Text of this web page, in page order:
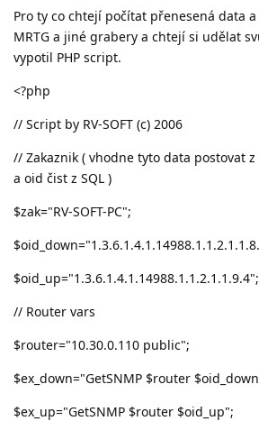
Pro ty co chtejí počítat přenesená data
MRTG a jiné grabery a chtejí si udělat
vypotil PHP script.
<?php
// Script by RV-SOFT (c) 2006
// Zakaznik ( vhodne tyto data postovat
a oid čist z SQL )
$zak="RV-SOFT-PC";
$oid_up="1.3.6.1.4.1.14988.1.1.2.1.1.9.4";
// Router vars
$router="10.30.0.110 public";
$ex_down="GetSNMP $router
$ex_up="GetSNMP $router $oid_up";